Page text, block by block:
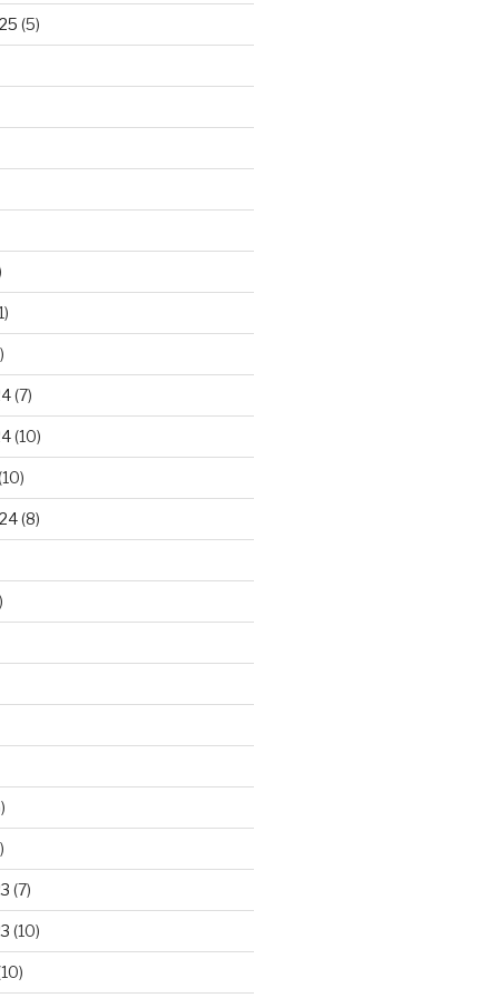
(5)
(7)
(10)
(8)
(7)
(10)